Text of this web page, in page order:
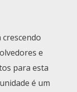
crescendo
e
para esta
é um